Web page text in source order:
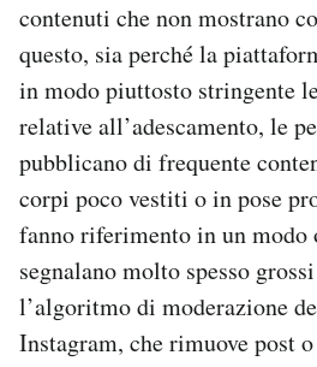
contenuti che non mostrano
questo, sia perché la
in modo piuttosto stringente
relative all’adescamento, le
pubblicano di frequente
corpi poco vestiti o in pose
fanno riferimento in un modo
segnalano molto spesso
l’algoritmo di moderazione
Instagram, che rimuove post